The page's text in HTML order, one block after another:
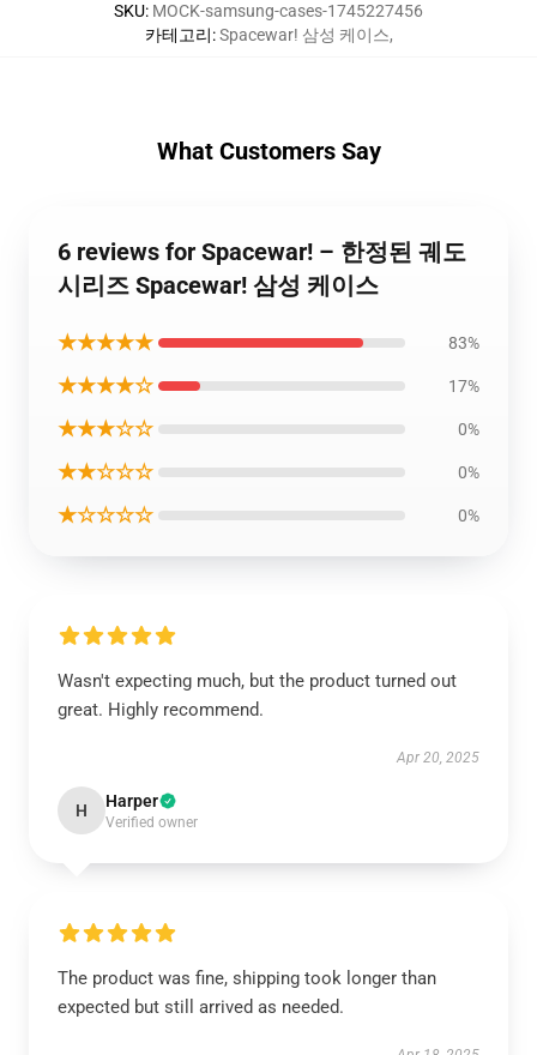
SKU: MOCK-samsung-cases-1745227456
카테고리:Spacewar! 삼성 케이스,
What Customers Say
6 reviews for Spacewar! – 한정된 궤도
시리즈 Spacewar! 삼성 케이스
★★★★★ 83%
★★★★☆ 17%
★★★☆☆ 0%
★★☆☆☆ 0%
★☆☆☆☆ 0%
Wasn't expecting much, but the product turned out
great. Highly recommend.
Apr 20, 2025
H Harper
Verified owner
The product was fine, shipping took longer than
expected but still arrived as needed.